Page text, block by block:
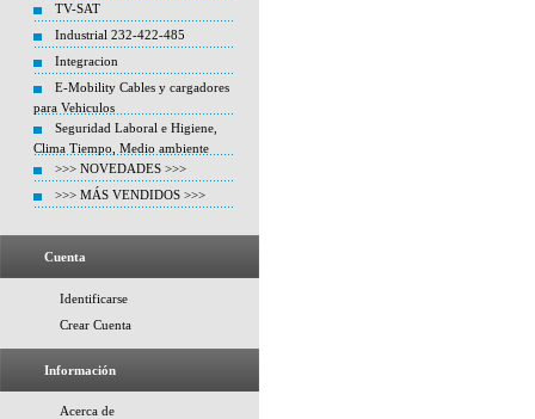
TV-SAT
Industrial 232-422-485
Integracion
E-Mobility Cables y cargadores
para Vehiculos
Seguridad Laboral e Higiene,
Clima Tiempo, Medio ambiente
>>> NOVEDADES >>>
>>> MÁS VENDIDOS >>>
Cuenta
Identificarse
Crear Cuenta
Información
Acerca de